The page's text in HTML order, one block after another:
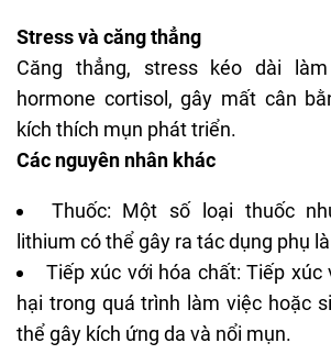
Stress và căng thẳng
Căng thẳng, stress kéo dài
hormone cortisol, gây mất cân
kích thích mụn phát triển.
Các nguyên nhân khác
Thuốc: Một số loại thuốc
lithium có thể gây ra tác dụng phụ
Tiếp xúc với hóa chất: Tiếp
hại trong quá trình làm việc hoặc
thể gây kích ứng da và nổi mụn.